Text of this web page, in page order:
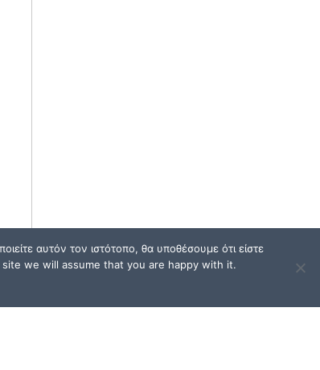
αυτόν τον ιστότοπο, θα υποθέσουμε ότι είστε
we will assume that you are happy with it.